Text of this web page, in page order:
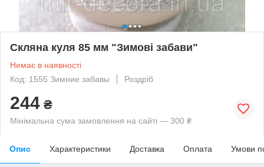
Скляна куля 85 мм "Зимові забави"
Немає в наявності
Код: 1555 Зимние забавы
Роздріб
244 ₴
Мінімальна сума замовлення на сайті — 300 ₴
Опис Характеристики Доставка Оплата Умови